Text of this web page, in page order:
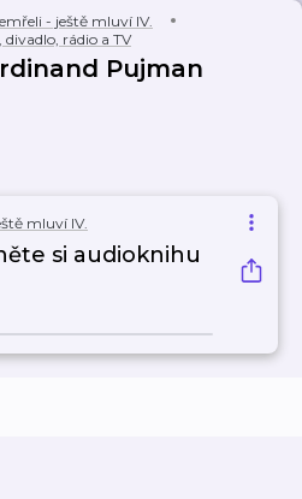
- ještě mluví IV.
divadlo, rádio a TV
Pujman
mluví IV.
si audioknihu